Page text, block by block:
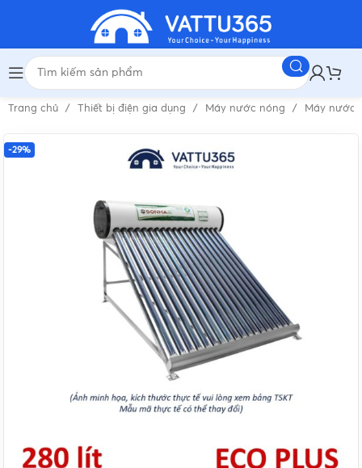
Trang chủ Thiết bị điện gia dụng Máy nước nóng Máy nước
-29%